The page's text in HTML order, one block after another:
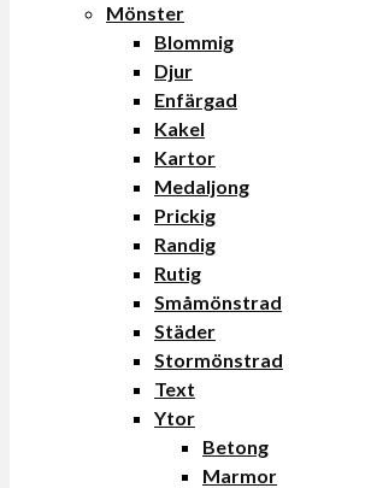
Mönster
Blommig
Djur
Enfärgad
Kakel
Kartor
Medaljong
Prickig
Randig
Rutig
Småmönstrad
Städer
Stormönstrad
Text
Ytor
Betong
Marmor